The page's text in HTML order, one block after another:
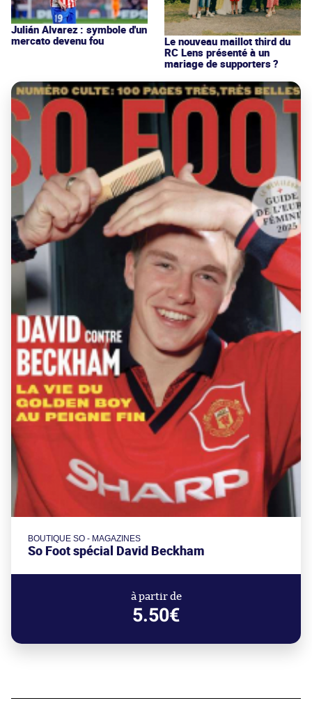
Julián Alvarez : symbole d'un
mercato devenu fou
Le nouveau maillot third du
RC Lens présenté à un
mariage de supporters ?
BOUTIQUE SO - MAGAZINES
So Foot spécial David Beckham
à partir de
5.50€